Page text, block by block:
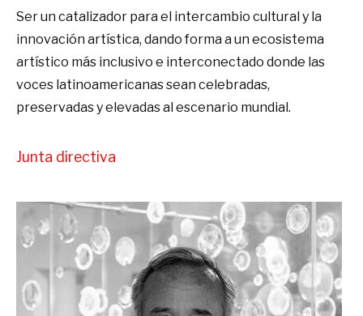
Ser un catalizador para el intercambio cultural y la
innovación artística, dando forma a un ecosistema
artístico más inclusivo e interconectado donde las
voces latinoamericanas sean celebradas,
preservadas y elevadas al escenario mundial.
Junta directiva